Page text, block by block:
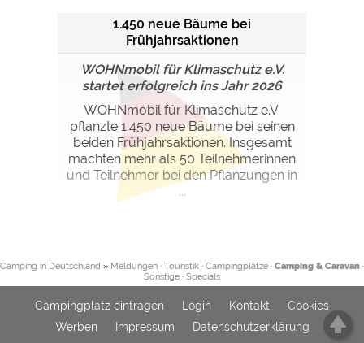
1.450 neue Bäume bei
Frühjahrsaktionen
WOHNmobil für Klimaschutz e.V.
startet erfolgreich ins Jahr 2026
WOHNmobil für Klimaschutz e.V.
pflanzte 1.450 neue Bäume bei seinen
beiden Frühjahrsaktionen. Insgesamt
machten mehr als 50 Teilnehmerinnen
und Teilnehmer bei den Pflanzungen in
...
Camping in Deutschland » Meldungen · Touristik · Campingplätze · Camping & Caravan ·
Sonstige · Specials
Campingplatz eintragen Login Kontakt
Cookies
Werben
Impressum Datenschutzerklärung